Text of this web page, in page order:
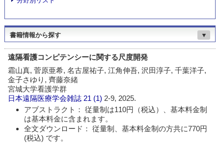
書籍情報から探す ▼
遠隔看護コンピテンシーに関する尺度開発
霜山真, 菅原亜希, 名古屋祐子, 江角伸吾, 沢田淳子, 千葉洋子,
金子さゆり, 齊藤奈緒
宮城大学看護学群
日本遠隔医療学会雑誌 21 (1) 2-9, 2025.
アブストラクト： 従量制は110円（税込）、基本料金制
は基本料金に含まれます。
全文ダウンロード： 従量制、基本料金制の方共に770円
(税込) です。